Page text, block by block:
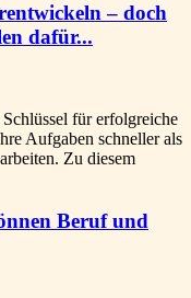
– doch
dafür...
für erfolgreiche
Aufgaben schneller als
Zu diesem
Beruf und